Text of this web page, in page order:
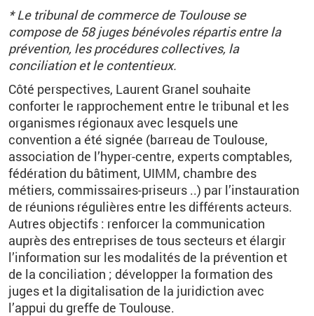
* Le tribunal de commerce de Toulouse se
compose de 58 juges bénévoles répartis entre la
prévention, les procédures collectives, la
conciliation et le contentieux.
Côté perspectives, Laurent Granel souhaite
conforter le rapprochement entre le tribunal et les
organismes régionaux avec lesquels une
convention a été signée (barreau de Toulouse,
association de l’hyper-centre, experts comptables,
fédération du bâtiment, UIMM, chambre des
métiers, commissaires-priseurs ..) par l’instauration
de réunions régulières entre les différents acteurs.
Autres objectifs : renforcer la communication
auprès des entreprises de tous secteurs et élargir
l’information sur les modalités de la prévention et
de la conciliation ; développer la formation des
juges et la digitalisation de la juridiction avec
l’appui du greffe de Toulouse.